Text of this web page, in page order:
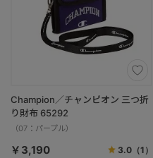
Champion／チャンピオン 三つ折
り財布 65292
（07：パープル）
￥3,190 3.0（1）